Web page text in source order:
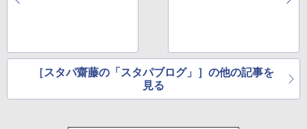
［スタパ齋藤の「スタパブログ」］の他の記事を
見る